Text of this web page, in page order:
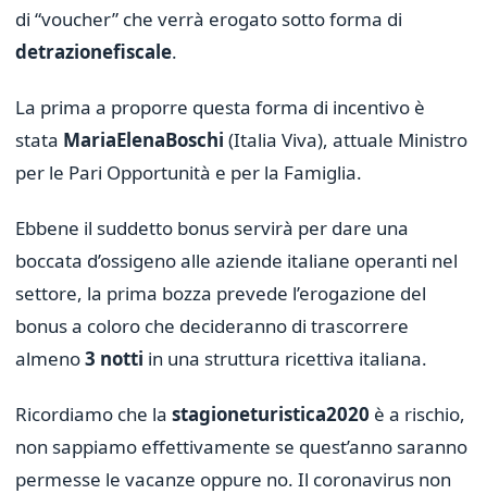
di “voucher” che verrà erogato sotto forma di
detrazionefiscale.
La prima a proporre questa forma di incentivo è
stata MariaElenaBoschi (Italia Viva), attuale Ministro
per le Pari Opportunità e per la Famiglia.
Ebbene il suddetto bonus servirà per dare una
boccata d’ossigeno alle aziende italiane operanti nel
settore, la prima bozza prevede l’erogazione del
bonus a coloro che decideranno di trascorrere
almeno3 notti in una struttura ricettiva italiana.
Ricordiamo che la stagioneturistica2020 è a rischio,
non sappiamo effettivamente se quest’anno saranno
permesse le vacanze oppure no. Il coronavirus non